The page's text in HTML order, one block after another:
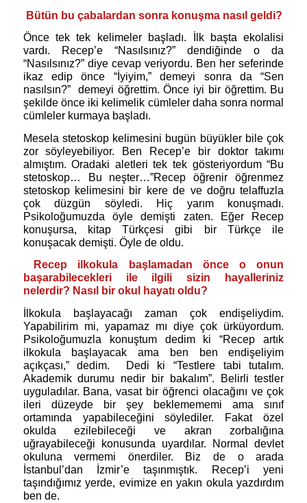
Bütün bu çabalardan sonra konuşma nasıl geldi?
Önce tek tek kelimeler başladı. İlk başta ekolalisi
vardı. Recep’e “Nasılsınız?” dendiğinde o da
“Nasılsınız?” diye cevap veriyordu. Ben her seferinde
ikaz edip önce “İyiyim,” demeyi sonra da “Sen
nasılsın?”
demeyi öğrettim. Önce iyi bir öğrettim. Bu
şekilde önce iki kelimelik cümleler daha sonra normal
cümleler kurmaya başladı.
Mesela stetoskop kelimesini bugün büyükler bile çok
zor söyleyebiliyor. Ben Recep’e bir doktor takımı
almıştım. Oradaki aletleri tek tek gösteriyordum “Bu
stetoskop… Bu neşter…”Recep öğrenir öğrenmez
stetoskop kelimesini bir kere de ve doğru telaffuzla
çok düzgün söyledi. Hiç yarım konuşmadı.
Psikoloğumuzda öyle demişti zaten. Eğer Recep
konuşursa, kitap Türkçesi gibi bir Türkçe ile
konuşacak demişti. Öyle de oldu.
Recep ilkokula başlamadan önce o onun
başarabilecekleri ile ilgili sizin hayalleriniz
nelerdir? Nasıl bir okul hayatı oldu?
İlkokula başlayacağı zaman çok endişeliydim.
Yapabilirim mi, yapamaz mı diye çok ürküyordum.
Psikoloğumuzla konuştum dedim ki “Recep artık
ilkokula başlayacak ama ben ben endişeliyim
açıkçası,” dedim.
Dedi ki “Testlere tabi tutalım.
Akademik durumu nedir bir bakalım”. Belirli testler
uyguladılar. Bana, vasat bir öğrenci olacağını ve çok
ileri düzeyde bir şey beklemememi ama sınıf
ortamında yapabileceğini söylediler. Fakat özel
okulda ezilebileceği ve akran zorbalığına
uğrayabileceği konusunda uyardılar. Normal devlet
okuluna vermemi önerdiler. Biz de o arada
İstanbul’dan İzmir’e taşınmıştık. Recep’i yeni
taşındığımız yerde, evimize en yakın okula yazdırdım
ben de.